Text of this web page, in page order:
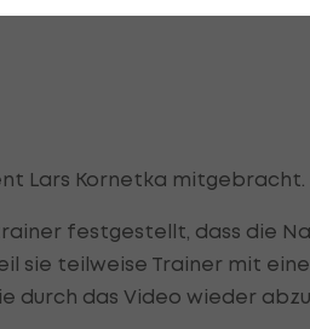
Lars Kornetka mitgebracht.
festgestellt, dass die
sie teilweise Trainer mit
durch das Video wieder